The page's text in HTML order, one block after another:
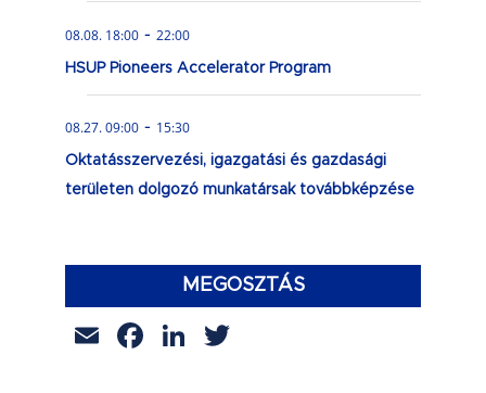
08.08. 18:00 - 22:00
HSUP Pioneers Accelerator Program
08.27. 09:00 - 15:30
Oktatásszervezési, igazgatási és gazdasági
területen dolgozó munkatársak továbbképzése
MEGOSZTÁS
EmailFacebook
LinkedIn